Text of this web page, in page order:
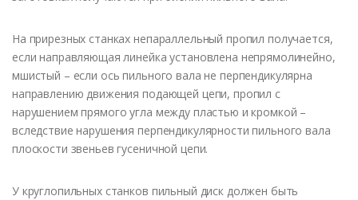
На прирезных станках непараллельный пропил получается,
если направляющая линейка установлена непрямолинейно,
мшистый – если ось пильного вала не перпендикулярна
направлению движения подающей цепи, пропил с
нарушением прямого угла между пластью и кромкой –
вследствие нарушения перпендикулярности пильного вала
плоскости звеньев гусеничной цепи.
У круглопильных станков пильный диск должен быть